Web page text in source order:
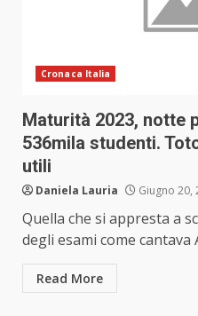
Cronaca Italia
Maturità 2023, notte
536mila studenti.
utili
Daniela Lauria Giugno 20,
Quella che si appresta a
degli esami come cantava
Read More